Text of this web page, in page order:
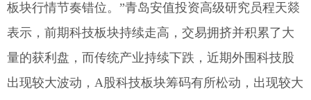
板块行情节奏错位。”青岛安值投资高级研究员程天燚
表示，前期科技板块持续走高，交易拥挤并积累了大
量的获利盘，而传统产业持续下跌，近期外围科技股
出现较大波动，A股科技板块筹码有所松动，出现较大